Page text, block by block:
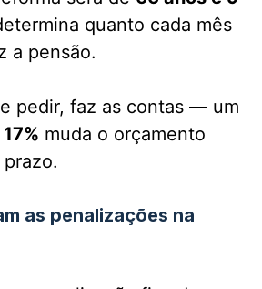
quanto cada mês
a pensão.
pedir, faz as contas — um
17% muda o orçamento
as penalizações na